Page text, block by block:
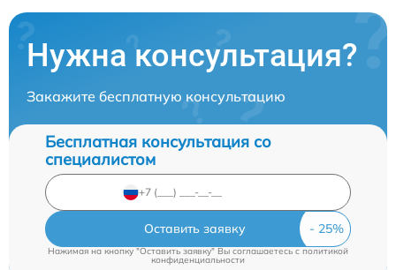
Нужна консультация?
Закажите бесплатную консультацию
Бесплатная консультация со
специалистом
Оставить заявку
Нажимая на кнопку "Оставить заявку" Вы соглашаетесь cполитикой
конфиденциальности